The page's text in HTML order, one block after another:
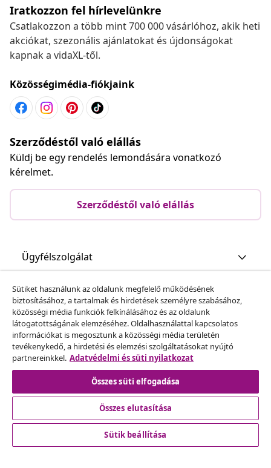
Iratkozzon fel hírlevelünkre
Csatlakozzon a több mint 700 000 vásárlóhoz, akik heti
akciókat, szezonális ajánlatokat és újdonságokat
kapnak a vidaXL-től.
Közösségimédia-fiókjaink
Szerződéstől való elállás
Küldj be egy rendelés lemondására vonatkozó
kérelmet.
Szerződéstől való elállás
Ügyfélszolgálat
Üzlet
vidaXL
Fedezz fel többet
Sütiket használunk az oldalunk megfelelő működésének
biztosításához, a tartalmak és hirdetések személyre szabásához,
közösségi média funkciók felkínálásához és az oldalunk
látogatottságának elemzéséhez. Oldalhasználattal kapcsolatos
információkat is megosztunk a közösségi média területén
tevékenykedő, a hirdetési és elemzési szolgáltatásokat nyújtó
partnereinkkel. Adatvédelmi és süti nyilatkozat
Összes süti elfogadása
Összes elutasítása
Sütik beállítása